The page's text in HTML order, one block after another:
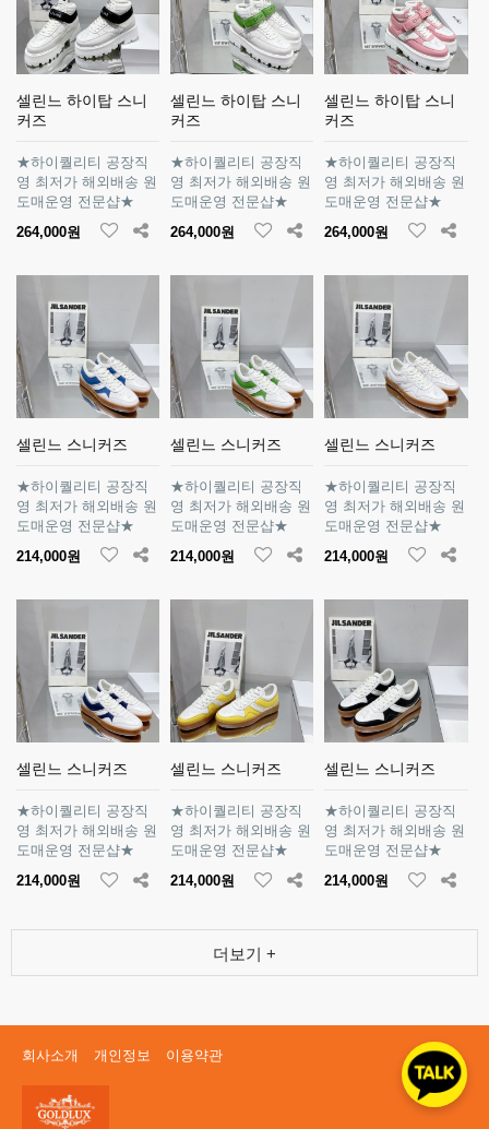
셀린느 하이탑 스니
커즈
★하이퀄리티 공장직
영 최저가 해외배송 원
도매운영 전문샵★
264,000원
셀린느 하이탑 스니
커즈
★하이퀄리티 공장직
영 최저가 해외배송 원
도매운영 전문샵★
264,000원
셀린느 하이탑 스니
커즈
★하이퀄리티 공장직
영 최저가 해외배송 원
도매운영 전문샵★
264,000원
셀린느 스니커즈
★하이퀄리티 공장직
영 최저가 해외배송 원
도매운영 전문샵★
214,000원
셀린느 스니커즈
★하이퀄리티 공장직
영 최저가 해외배송 원
도매운영 전문샵★
214,000원
셀린느 스니커즈
★하이퀄리티 공장직
영 최저가 해외배송 원
도매운영 전문샵★
214,000원
셀린느 스니커즈
★하이퀄리티 공장직
영 최저가 해외배송 원
도매운영 전문샵★
214,000원
셀린느 스니커즈
★하이퀄리티 공장직
영 최저가 해외배송 원
도매운영 전문샵★
214,000원
셀린느 스니커즈
★하이퀄리티 공장직
영 최저가 해외배송 원
도매운영 전문샵★
214,000원
더보기 +
회사소개 개인정보 이용약관